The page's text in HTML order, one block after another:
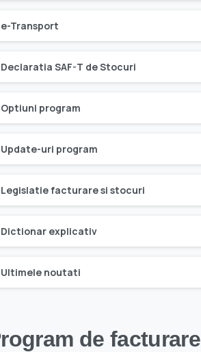
e-Transport
Declaratia SAF-T de Stocuri
Optiuni program
Update-uri program
Legislatie facturare si stocuri
Dictionar explicativ
Ultimele noutati
de facturare